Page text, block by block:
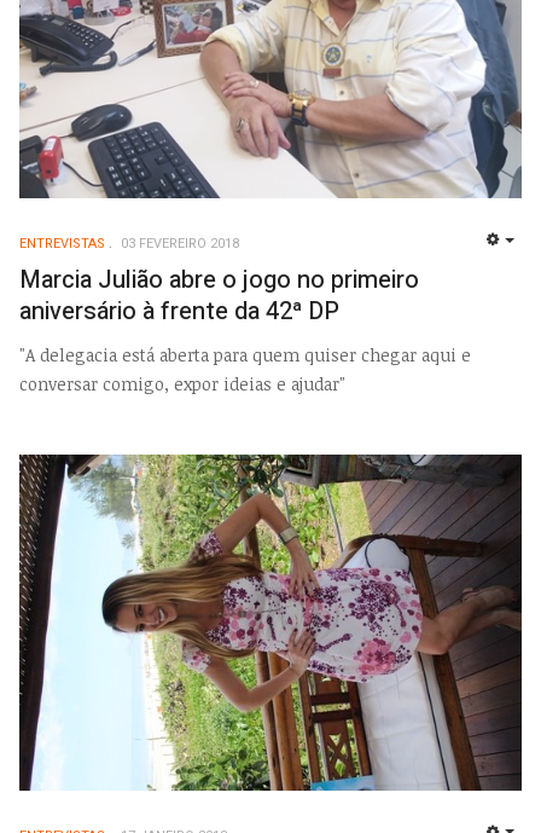
ENTREVISTAS 03 FEVEREIRO 2018
Marcia Julião abre o jogo no primeiro
aniversário à frente da 42ª DP
"A delegacia está aberta para quem quiser chegar aqui e
conversar comigo, expor ideias e ajudar"